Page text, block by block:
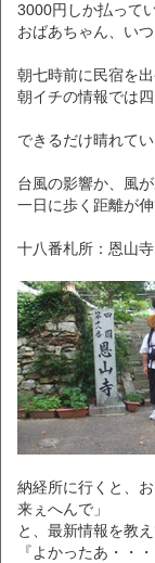
3000円しか払って
おばあちゃん、い
朝七時前に民宿を
朝イチの情報では四
できるだけ晴れて
台風の影響か、風
一日に歩く距離が
十八番札所：恩山寺
納経所に行くと、
来ぇへんで」
と、最新情報を教え
『よかったあ・・